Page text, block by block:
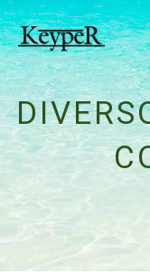
Ir
para
o
conteúdo